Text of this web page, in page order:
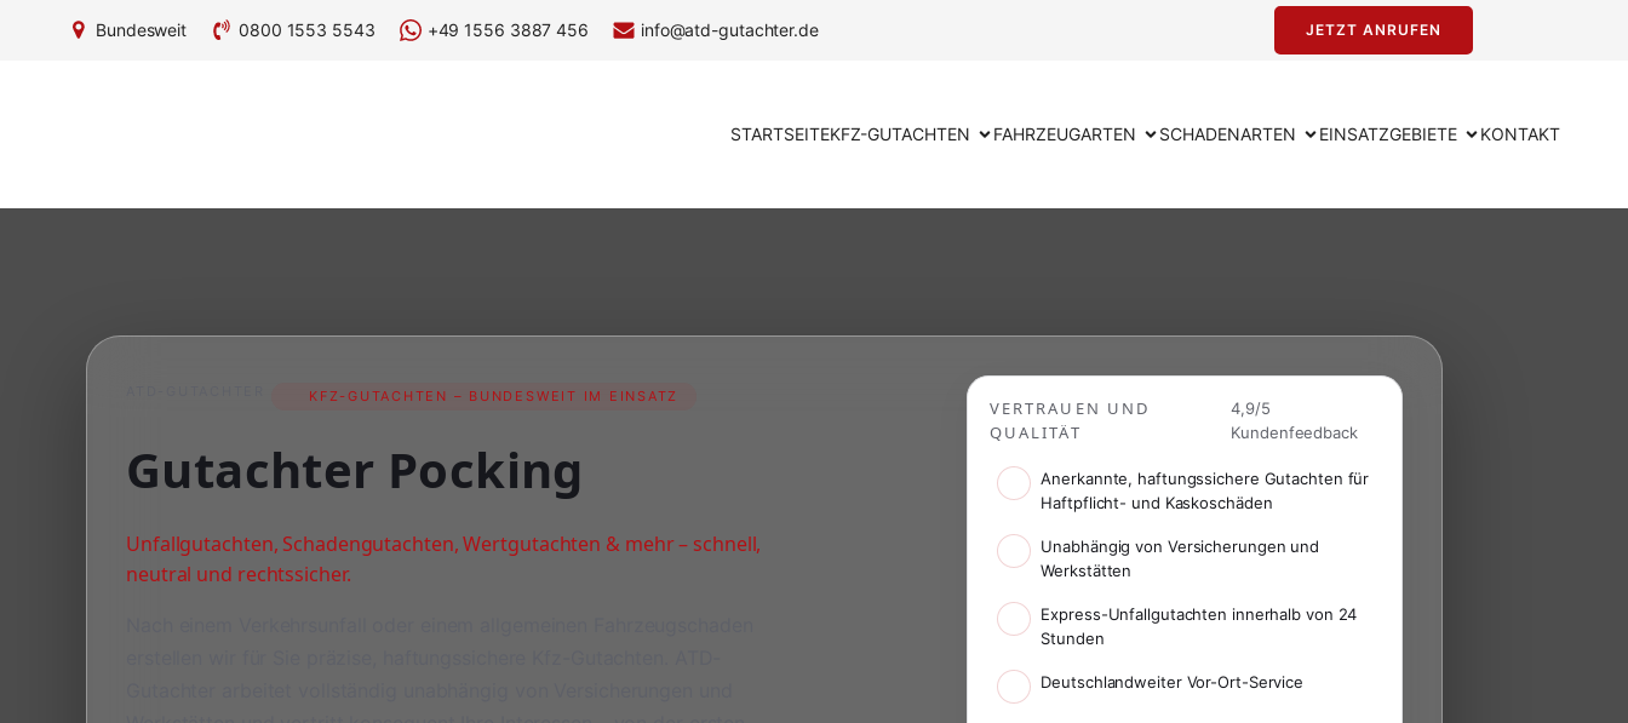
Bundesweit 0800 1553 5543 +49 1556 3887 456 info@atd-gutachter.de JETZT ANRUFEN
STARTSEITEKFZ-GUTACHTEN FAHRZEUGARTEN SCHADENARTEN EINSATZGEBIETE KONTAKT
KFZ-GUTACHTEN – BUNDESWEIT IM EINSATZ
Gutachter Pocking
Unfallgutachten, Schadengutachten, Wertgutachten & mehr – schnell,
neutral und rechtssicher.
VERTRAUEN UND
QUALITÄT
4,9/5
Kundenfeedback
Anerkannte, haftungssichere Gutachten für
Haftpflicht- und Kaskoschäden
Unabhängig von Versicherungen und
Werkstätten
Express-Unfallgutachten innerhalb von 24
Stunden
Deutschlandweiter Vor-Ort-Service